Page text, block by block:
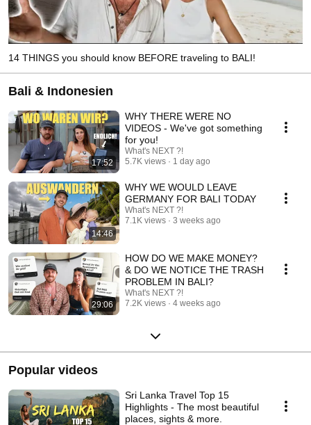
14 THINGS you should know BEFORE traveling to BALI!
Bali & Indonesien
17:52
WHY THERE WERE NO
VIDEOS - We've got something
for you!
What's NEXT ?!
5.7K views
1 day ago
14:46
WHY WE WOULD LEAVE
GERMANY FOR BALI TODAY
What's NEXT ?!
7.1K views
3 weeks ago
29:06
HOW DO WE MAKE MONEY?
& DO WE NOTICE THE TRASH
PROBLEM IN BALI?
What's NEXT ?!
7.2K views
4 weeks ago
Popular videos
Sri Lanka Travel Top 15
Highlights - The most beautiful
places, sights & more.